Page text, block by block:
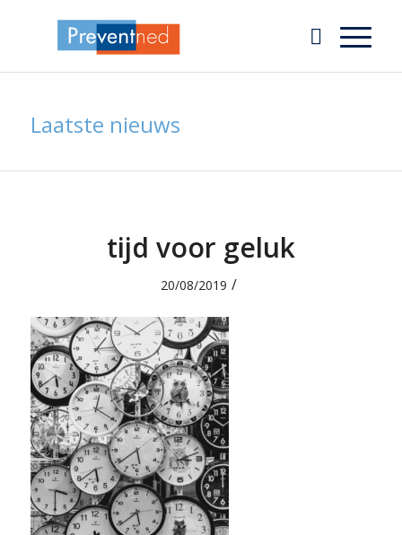
Laatste nieuws
tijd voor geluk
20/08/2019 /